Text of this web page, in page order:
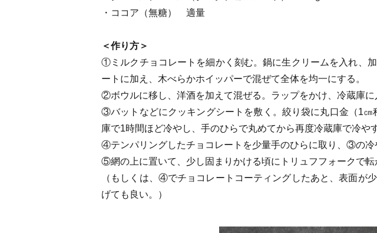
・ココア（無糖） 適量
＜作り方＞
①ミルクチョコレートを細かく刻む。鍋に生クリームを入れ、
ートに加え、木べらかホイッパーで混ぜて全体を均一にする。
②ボウルに移し、洋酒を加えて混ぜる。ラップをかけ、冷蔵庫に
③バットなどにクッキングシートを敷く。絞り袋に丸口金（1
庫で1時間ほど冷やし、手のひらで丸めてから再度冷蔵庫で冷やす
④テンパリングしたチョコレートを少量手のひらに取り、③の冷
⑤網の上に置いて、少し固まりかける頃にトリュフフォークで転
（もしくは、④でチョコレートコーティングしたあと、表面が
げても良い。）